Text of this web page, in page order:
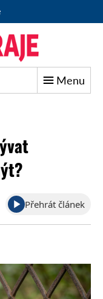
Menu
Přehrát článek